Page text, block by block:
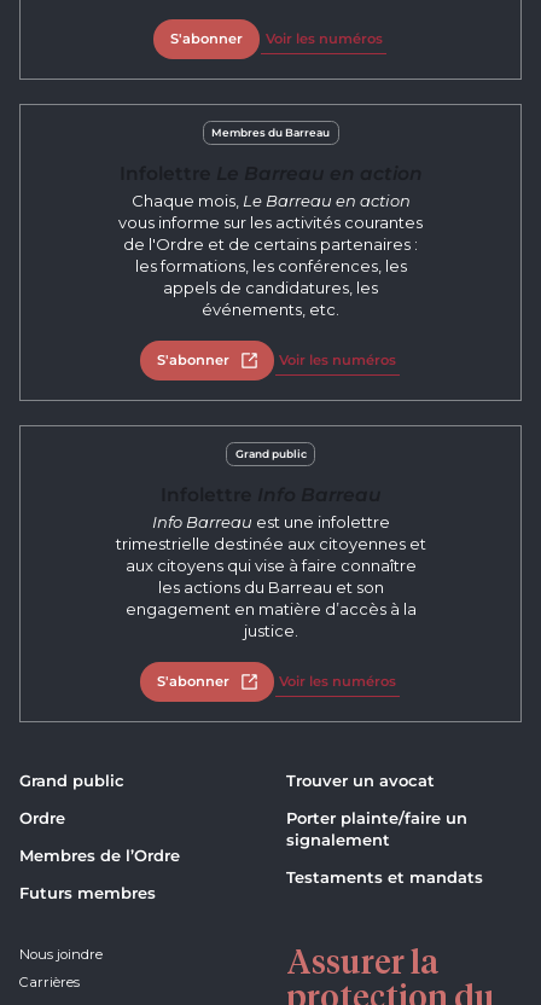
S'abonner Voir les numéros
Membres du Barreau
Chaque mois, Le Barreau en action
vous informe sur les activités courantes
de l'Ordre et de certains partenaires :
les formations, les conférences, les
appels de candidatures, les
événements, etc.
S'abonner Ouvrir dans un nouvel onglet
Voir les numéros
Grand public
Info Barreau est une infolettre
trimestrielle destinée aux citoyennes et
aux citoyens qui vise à faire connaître
les actions du Barreau et son
engagement en matière d’accès à la
justice.
S'abonner Ouvrir dans un nouvel onglet
Voir les numéros
Grand public
Ordre
Membres de l’Ordre
Futurs membres
Trouver un avocat
Porter plainte/faire un
signalement
Testaments et mandats
Nous joindre
Carrières
Assurer la
protection du